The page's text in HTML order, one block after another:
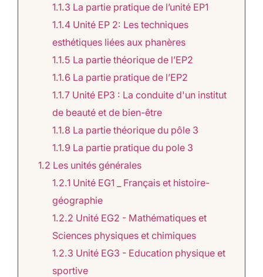
1.1.3 La partie pratique de l’unité EP1
1.1.4 Unité EP 2: Les techniques
esthétiques liées aux phanères
1.1.5 La partie théorique de l’EP2
1.1.6 La partie pratique de l’EP2
1.1.7 Unité EP3 : La conduite d'un institut
de beauté et de bien-être
1.1.8 La partie théorique du pôle 3
1.1.9 La partie pratique du pole 3
1.2 Les unités générales
1.2.1 Unité EG1 _ Français et histoire-
géographie
1.2.2 Unité EG2 - Mathématiques et
Sciences physiques et chimiques
1.2.3 Unité EG3 - Education physique et
sportive